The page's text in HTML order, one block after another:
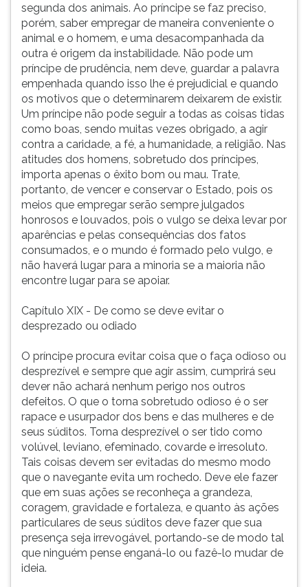
segunda dos animais. Ao príncipe se faz preciso,
porém, saber empregar de maneira conveniente o
animal e o homem, e uma desacompanhada da
outra é origem da instabilidade. Não pode um
príncipe de prudência, nem deve, guardar a palavra
empenhada quando isso lhe é prejudicial e quando
os motivos que o determinarem deixarem de existir.
Um príncipe não pode seguir a todas as coisas tidas
como boas, sendo muitas vezes obrigado, a agir
contra a caridade, a fé, a humanidade, a religião. Nas
atitudes dos homens, sobretudo dos príncipes,
importa apenas o êxito bom ou mau. Trate,
portanto, de vencer e conservar o Estado, pois os
meios que empregar serão sempre julgados
honrosos e louvados, pois o vulgo se deixa levar por
aparências e pelas consequências dos fatos
consumados, e o mundo é formado pelo vulgo, e
não haverá lugar para a minoria se a maioria não
encontre lugar para se apoiar.
Capítulo XIX - De como se deve evitar o
desprezado ou odiado
O príncipe procura evitar coisa que o faça odioso ou
desprezível e sempre que agir assim, cumprirá seu
dever não achará nenhum perigo nos outros
defeitos. O que o torna sobretudo odioso é o ser
rapace e usurpador dos bens e das mulheres e de
seus súditos. Torna desprezível o ser tido como
volúvel, leviano, efeminado, covarde e irresoluto.
Tais coisas devem ser evitadas do mesmo modo
que o navegante evita um rochedo. Deve ele fazer
que em suas ações se reconheça a grandeza,
coragem, gravidade e fortaleza, e quanto às ações
particulares de seus súditos deve fazer que sua
presença seja irrevogável, portando-se de modo tal
que ninguém pense enganá-lo ou fazê-lo mudar de
ideia.